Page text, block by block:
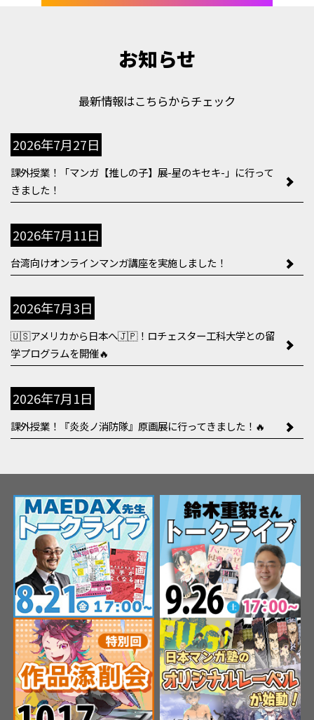
お知らせ
最新情報はこちらからチェック
2026年7月27日
課外授業！「マンガ【推しの子】展-星のキセキ-」に行って
きました！
2026年7月11日
台湾向けオンラインマンガ講座を実施しました！
2026年7月3日
🇺🇸アメリカから日本へ🇯🇵！ロチェスター工科大学との留
学プログラムを開催🔥
2026年7月1日
課外授業！『炎炎ノ消防隊』原画展に行ってきました！🔥